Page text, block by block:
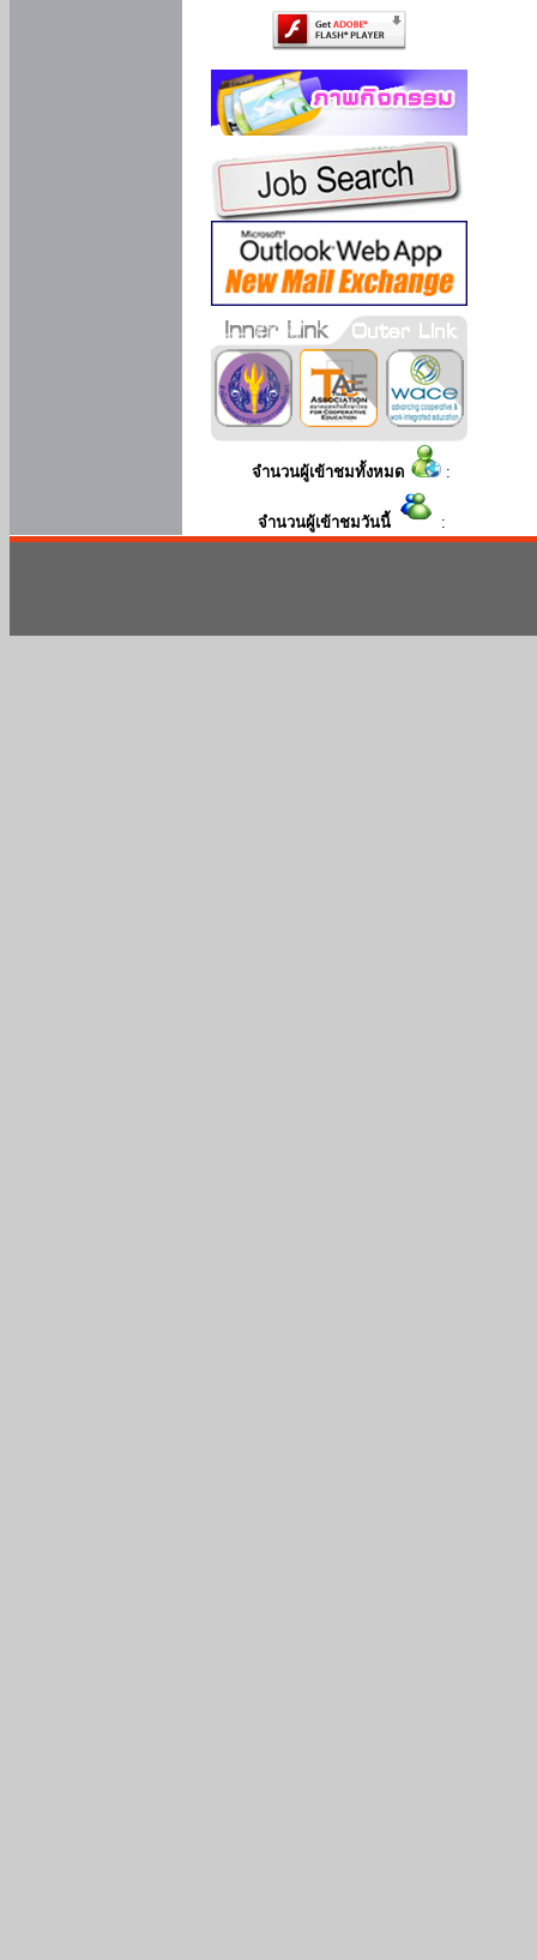
จำนวนผู้เข้าชมทั้งหมด :
จำนวนผู้เข้าชมวันนี้ :